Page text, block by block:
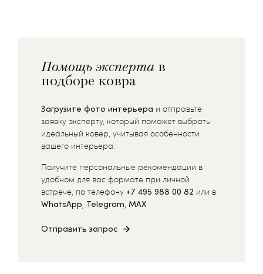
Помощь эксперта в
подборе ковра
Загрузите фото интерьера и отправьте
заявку эксперту, который поможет выбрать
идеальный ковер, учитывая особенности
вашего интерьера.
Получите персональные рекомендации в
удобном для вас формате при личной
встрече, по телефону +7 495 988 00 82 или в
WhatsApp, Telegram, MAX
Отправить запрос